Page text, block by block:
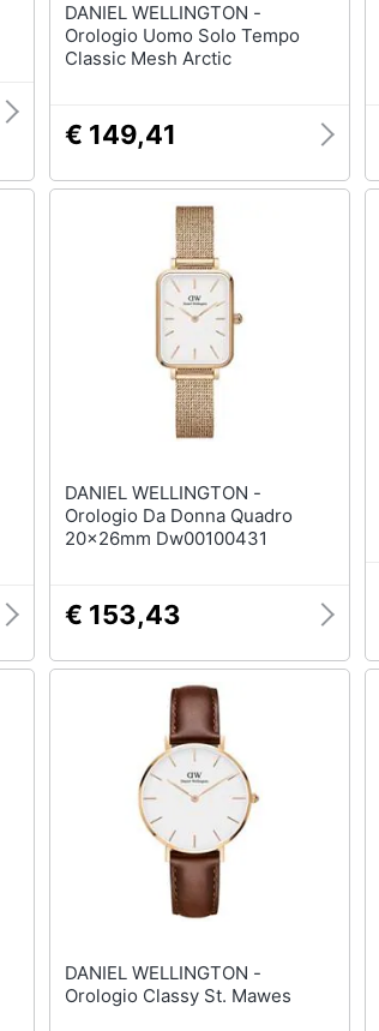
DANIEL WELLINGTON -
Orologio Uomo Solo Tempo
Classic Mesh Arctic
€ 149,41
DANIEL WELLINGTON -
Orologio Da Donna Quadro
20x26mm Dw00100431
€ 153,43
DANIEL WELLINGTON -
Orologio Classy St. Mawes